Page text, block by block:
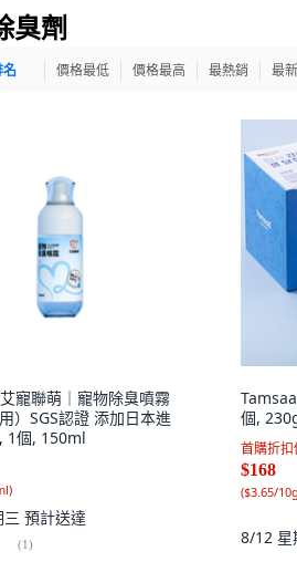
臭劑
名 價格最低 價格最高 最熱銷 最
寵聯萌｜寵物除臭噴霧
用）SGS認證 添加日本進
1個, 150ml
)
預計送達
(1)
個,
首購折扣
$168
($3.65/10g
8/12 星